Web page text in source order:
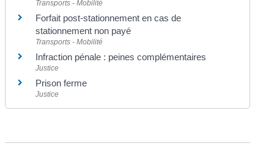
Transports - Mobilité
Forfait post-stationnement en cas de
stationnement non payé
Transports - Mobilité
Infraction pénale : peines complémentaires
Justice
Prison ferme
Justice